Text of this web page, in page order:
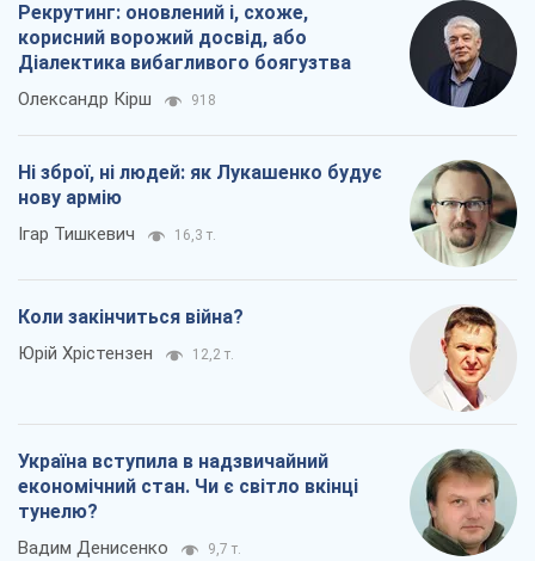
Рекрутинг: оновлений і, схоже,
корисний ворожий досвід, або
Діалектика вибагливого боягузтва
Олександр Кірш 918
Ні зброї, ні людей: як Лукашенко будує
нову армію
Ігар Тишкевич 16,3 т.
Коли закінчиться війна?
Юрій Хрістензен 12,2 т.
Україна вступила в надзвичайний
економічний стан. Чи є світло вкінці
тунелю?
Вадим Денисенко 9,7 т.